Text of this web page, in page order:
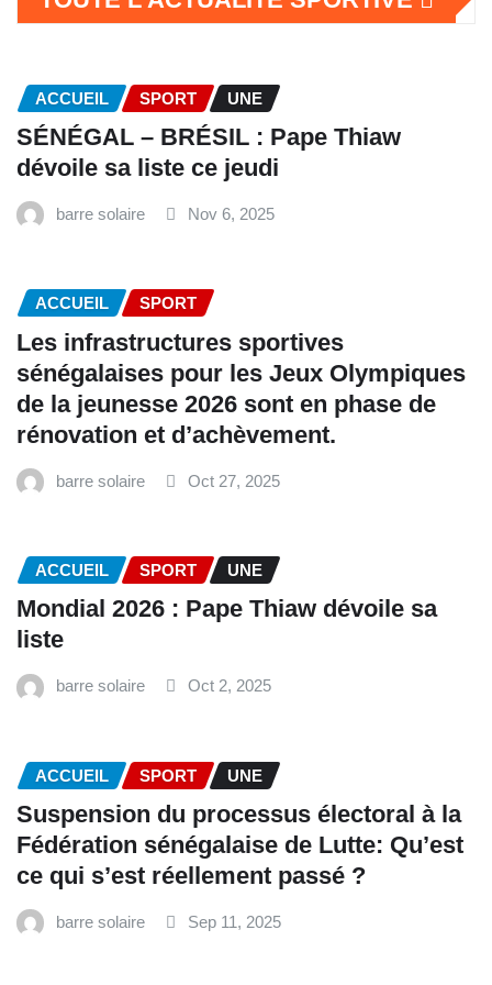
ACCUEIL SPORT UNE
SÉNÉGAL – BRÉSIL : Pape Thiaw
dévoile sa liste ce jeudi
barre solaire Nov 6, 2025
ACCUEIL SPORT
Les infrastructures sportives
sénégalaises pour les Jeux Olympiques
de la jeunesse 2026 sont en phase de
rénovation et d’achèvement.
barre solaire Oct 27, 2025
ACCUEIL SPORT UNE
Mondial 2026 : Pape Thiaw dévoile sa
liste
barre solaire Oct 2, 2025
ACCUEIL SPORT UNE
‎Suspension du processus électoral à la
Fédération sénégalaise de Lutte: Qu’est
ce qui s’est réellement passé ? ‎‎
barre solaire Sep 11, 2025